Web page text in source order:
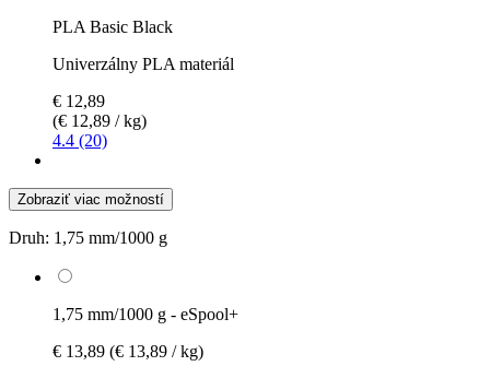
PLA Basic Black
Univerzálny PLA materiál
€ 12,89
(€ 12,89 / kg)
4.4 (20)
Zobraziť viac možností
Druh: 1,75 mm/1000 g
1,75 mm/1000 g - eSpool+
€ 13,89 (€ 13,89 / kg)